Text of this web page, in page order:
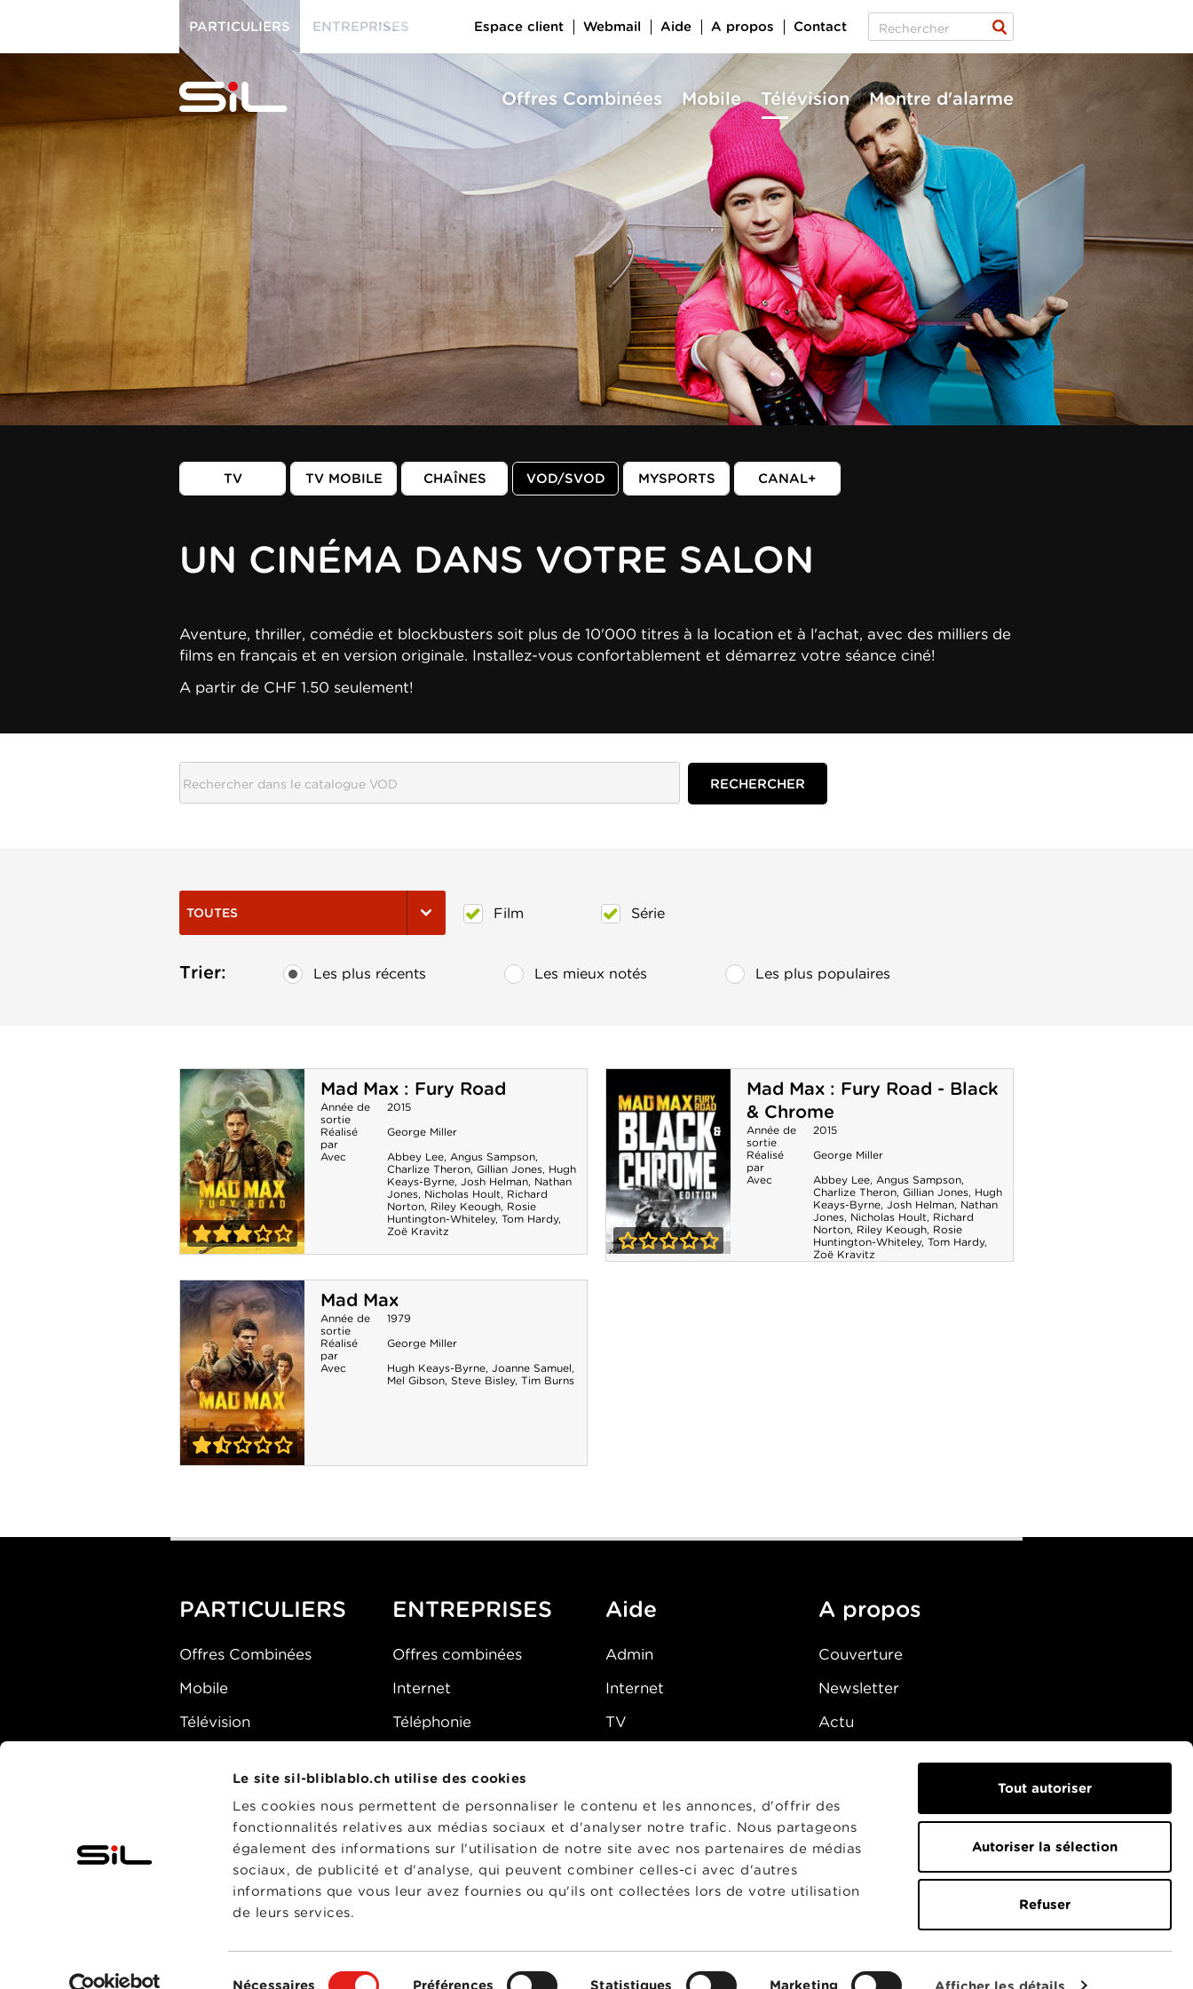
Le site sil-bliblablo.ch utilise des cookies
Les cookies nous permettent de personnaliser le contenu et les annonces, d'offrir des
fonctionnalités relatives aux médias sociaux et d'analyser notre trafic. Nous partageons
également des informations sur l'utilisation de notre site avec nos partenaires de médias
sociaux, de publicité et d'analyse, qui peuvent combiner celles-ci avec d'autres
informations que vous leur avez fournies ou qu'ils ont collectées lors de votre utilisation
de leurs services.
Nécessaires Préférences Statistiques Marketing
Tout autoriser
Autoriser la sélection
Refuser
SiL
multimédia
TV TV MOBILE CHAÎNES VOD/SVOD MYSPORTS CANAL+
UN CINÉMA DANS VOTRE SALON
Aventure, thriller, comédie et blockbusters soit plus de 10'000 titres à la location et à l'achat, avec des milliers de
films en français et en version originale. Installez-vous confortablement et démarrez votre séance ciné!
A partir de CHF 1.50 seulement!
TOUTES Film Série
Trier: Les plus récents Les mieux notés Les plus populaires
Mad Max : Fury Road
Road
Année de
sortie
2015
Réalisé
par
George Miller
Avec
Abbey Lee, Angus Sampson,
Charlize Theron, Gillian Jones, Hugh
Keays-Byrne, Josh Helman, Nathan
Jones, Nicholas Hoult, Richard
Norton, Riley Keough, Rosie
Huntington-Whiteley, Tom Hardy,
Zoë Kravitz
Mad Max : Fury Road - Black
& Chrome
Année de
sortie
2015
Réalisé
par
George Miller
Avec
Abbey Lee, Angus Sampson,
Charlize Theron, Gillian Jones, Hugh
Keays-Byrne, Josh Helman, Nathan
Jones, Nicholas Hoult, Richard
Norton, Riley Keough, Rosie
Huntington-Whiteley, Tom Hardy,
Zoë Kravitz
Mad Max
Année de
sortie
1979
Réalisé
par
George Miller
Avec
Hugh Keays-Byrne, Joanne Samuel,
Mel Gibson, Steve Bisley, Tim Burns
PARTICULIERS
PARTICULIERS
Offres Combinées Mobile Télévision Montre d'alarme
ENTREPRISES
ENTREPRISES
Espace client Webmail Aide A propos Contact
PARTICULIERS
Offres Combinées
Mobile
Télévision
ENTREPRISES
Offres combinées
Internet
Téléphonie
Aide
Admin
Internet
TV
Fibre
Sécurité
État du réseau
A propos
Couverture
Newsletter
Actu